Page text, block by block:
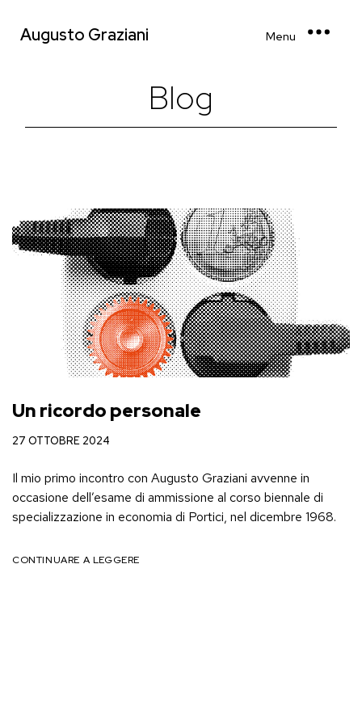
Augusto Graziani Menu
Blog
Un ricordo personale
27 OTTOBRE 2024
Il mio primo incontro con Augusto Graziani avvenne in
occasione dell’esame di ammissione al corso biennale di
specializzazione in economia di Portici, nel dicembre 1968.
CONTINUARE A LEGGERE